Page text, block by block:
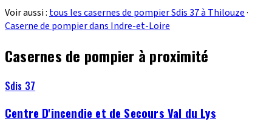
Voir aussi : tous les casernes de pompier Sdis 37 à Thilouze·
Caserne de pompier dans Indre-et-Loire
Casernes de pompier à proximité
Sdis 37
Centre D'incendie et de Secours Val du Lys